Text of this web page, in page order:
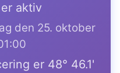
aktiv
den 25. oktober
er 48° 46.1'